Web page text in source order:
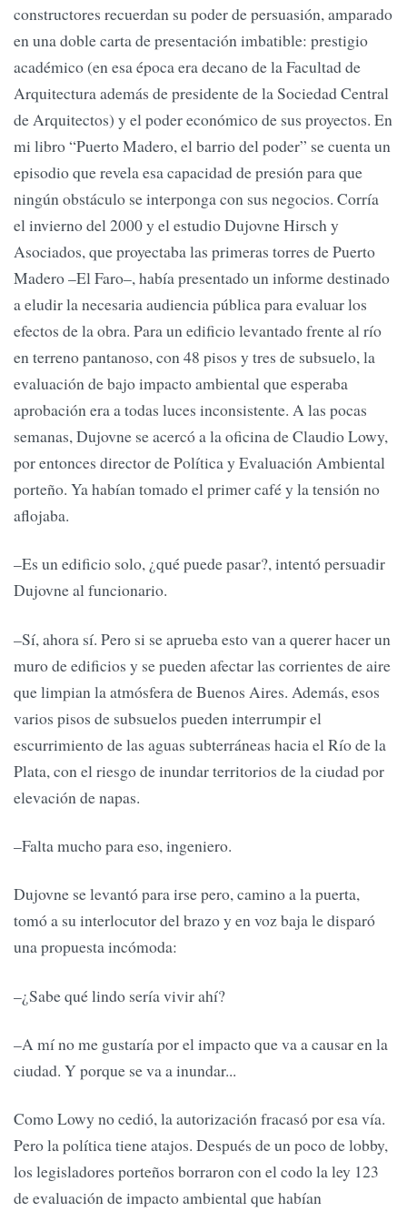
constructores recuerdan su poder de persuasión, amparado
en una doble carta de presentación imbatible: prestigio
académico (en esa época era decano de la Facultad de
Arquitectura además de presidente de la Sociedad Central
de Arquitectos) y el poder económico de sus proyectos. En
mi libro “Puerto Madero, el barrio del poder” se cuenta un
episodio que revela esa capacidad de presión para que
ningún obstáculo se interponga con sus negocios. Corría
el invierno del 2000 y el estudio Dujovne Hirsch y
Asociados, que proyectaba las primeras torres de Puerto
Madero –El Faro–, había presentado un informe destinado
a eludir la necesaria audiencia pública para evaluar los
efectos de la obra. Para un edificio levantado frente al río
en terreno pantanoso, con 48 pisos y tres de subsuelo, la
evaluación de bajo impacto ambiental que esperaba
aprobación era a todas luces inconsistente. A las pocas
semanas, Dujovne se acercó a la oficina de Claudio Lowy,
por entonces director de Política y Evaluación Ambiental
porteño. Ya habían tomado el primer café y la tensión no
aflojaba.
–Es un edificio solo, ¿qué puede pasar?, intentó persuadir
Dujovne al funcionario.
–Sí, ahora sí. Pero si se aprueba esto van a querer hacer un
muro de edificios y se pueden afectar las corrientes de aire
que limpian la atmósfera de Buenos Aires. Además, esos
varios pisos de subsuelos pueden interrumpir el
escurrimiento de las aguas subterráneas hacia el Río de la
Plata, con el riesgo de inundar territorios de la ciudad por
elevación de napas.
–Falta mucho para eso, ingeniero.
Dujovne se levantó para irse pero, camino a la puerta,
tomó a su interlocutor del brazo y en voz baja le disparó
una propuesta incómoda:
–¿Sabe qué lindo sería vivir ahí?
–A mí no me gustaría por el impacto que va a causar en la
ciudad. Y porque se va a inundar...
Como Lowy no cedió, la autorización fracasó por esa vía.
Pero la política tiene atajos. Después de un poco de lobby,
los legisladores porteños borraron con el codo la ley 123
de evaluación de impacto ambiental que habían